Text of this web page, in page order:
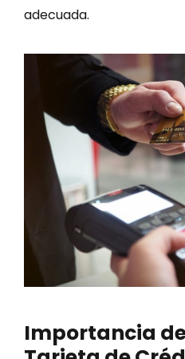
adecuada.
Importancia